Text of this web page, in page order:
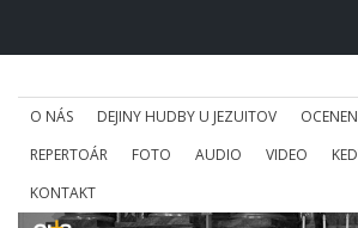
O NÁS DEJINY HUDBY U JEZUITOV
REPERTOÁR
FOTO AUDIO VIDEO
KONTAKT